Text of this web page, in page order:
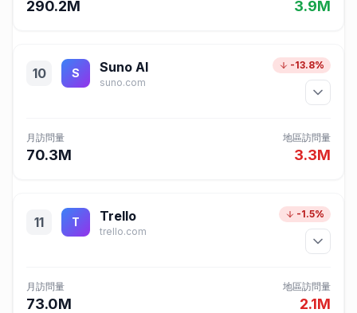
290.2M 3.9M
10 S Suno AI
suno.com
-13.8%
月訪問量
70.3M
地區訪問量
3.3M
11 T Trello
trello.com
-1.5%
月訪問量
73.0M
地區訪問量
2.1M